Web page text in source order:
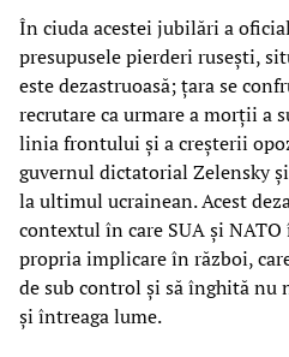
În ciuda acestei jubilări a
presupusele pierderi rusești,
este dezastruoasă; țara se
recrutare ca urmare a morții a
linia frontului și a creșterii
guvernul dictatorial Zelensky
la ultimul ucrainean. Acest
contextul în care SUA și
propria implicare în război,
de sub control și să înghită nu
și întreaga lume.